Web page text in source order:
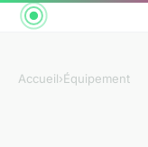
Accueil›Équipement